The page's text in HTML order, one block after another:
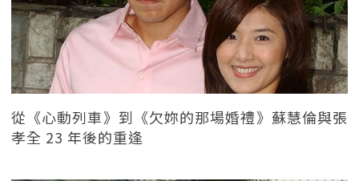
從《心動列車》到《欠妳的那場婚禮》蘇慧倫與張
孝全 23 年後的重逢